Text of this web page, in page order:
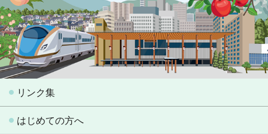
リンク集
はじめての方へ